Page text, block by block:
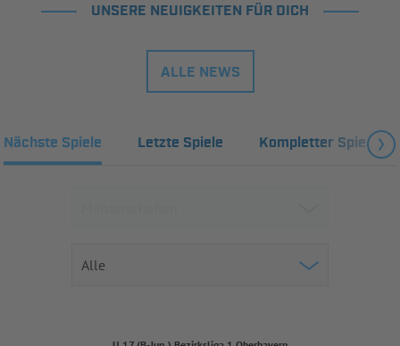
UNSERE NEUIGKEITEN FÜR DICH
ALLE NEWS
Nächste Spiele Letzte Spiele Kompletter Spielplan